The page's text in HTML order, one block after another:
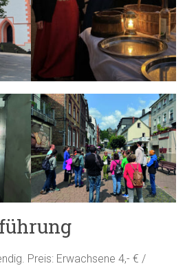
Preis: Erwachsene 4,- € /